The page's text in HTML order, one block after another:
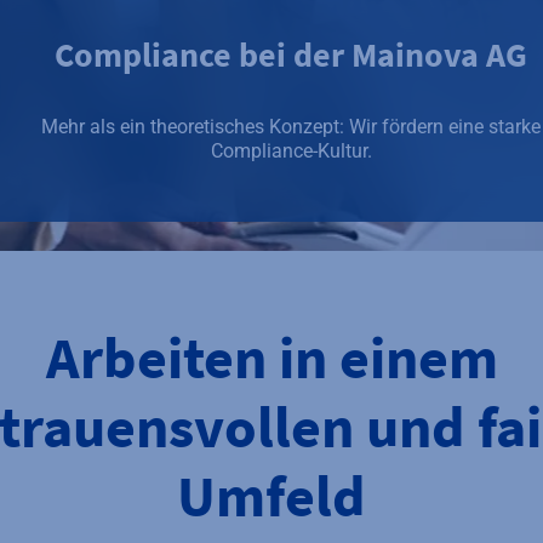
Compliance bei der Mainova AG
Mehr als ein theoretisches Konzept: Wir fördern eine starke
Compliance-Kultur.
Arbeiten in einem
und
Umfeld